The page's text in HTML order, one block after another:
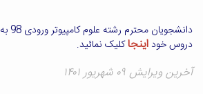
دروس خود اینجاکلیک نمائید.
آخرین ویرایش ۰۹ شهریور ۱۴۰۱